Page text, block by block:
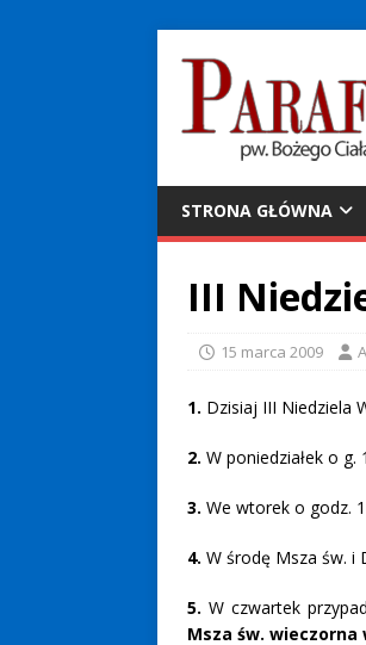
STRONA GŁÓWNA
III
15 marca 2009
1. Dzisiaj III Niedziela
2. W poniedziałek o
3. We wtorek o godz.
4. W środę Msza św. i
5.W czwartek
Msza św. wieczorna